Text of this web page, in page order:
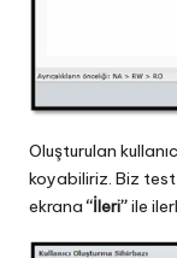
Oluşturulan
koyabiliriz. Biz test
ekrana“İleri”ile